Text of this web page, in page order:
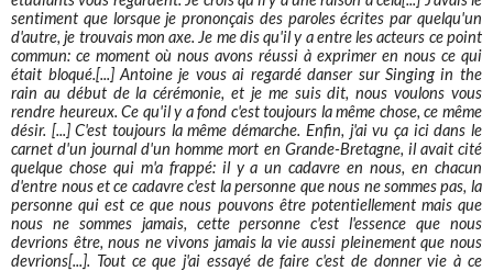
sentiment que lorsque je prononçais des paroles écrites par quelqu'un
d'autre, je trouvais mon axe. Je me dis qu'il y a entre les acteurs ce point
commun: ce moment où nous avons réussi à exprimer en nous ce qui
était bloqué.[...] Antoine je vous ai regardé danser sur Singing in the
rain au début de la cérémonie, et je me suis dit, nous voulons vous
rendre heureux. Ce qu'il y a fond c'est toujours la même chose, ce même
désir. [...] C'est toujours la même démarche. Enfin, j'ai vu ça ici dans le
carnet d'un journal d'un homme mort en Grande-Bretagne, il avait cité
quelque chose qui m'a frappé: il y a un cadavre en nous, en chacun
d'entre nous et ce cadavre c'est la personne que nous ne sommes pas, la
personne qui est ce que nous pouvons être potentiellement mais que
nous ne sommes jamais, cette personne c'est l'essence que nous
devrions être, nous ne vivons jamais la vie aussi pleinement que nous
devrions[...]. Tout ce que j'ai essayé de faire c'est de donner vie à ce